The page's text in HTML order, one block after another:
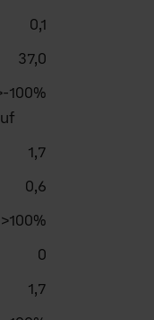
0,1
37,0
100%
1,7
0,6
>100%
0
1,7